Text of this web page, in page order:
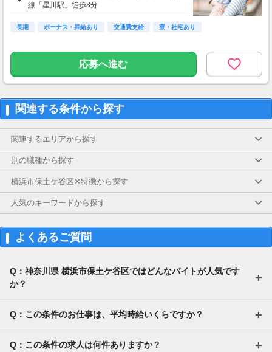
線「星川駅」徒歩3分
長期 ボーナス・昇給あり 交通費支給 寮・社宅あり
応募へ進む
関連する条件から探す
関連するエリアから探す
別の職種から探す
横浜市保土ケ谷区✕特徴から探す
人気のキーワードから探す
よくあるご質問
Q：神奈川県 横浜市保土ケ谷区ではどんなバイトが人気です
か？
Q：この条件のお仕事は、平均時給いくらですか？
Q：この条件の求人は何件ありますか？